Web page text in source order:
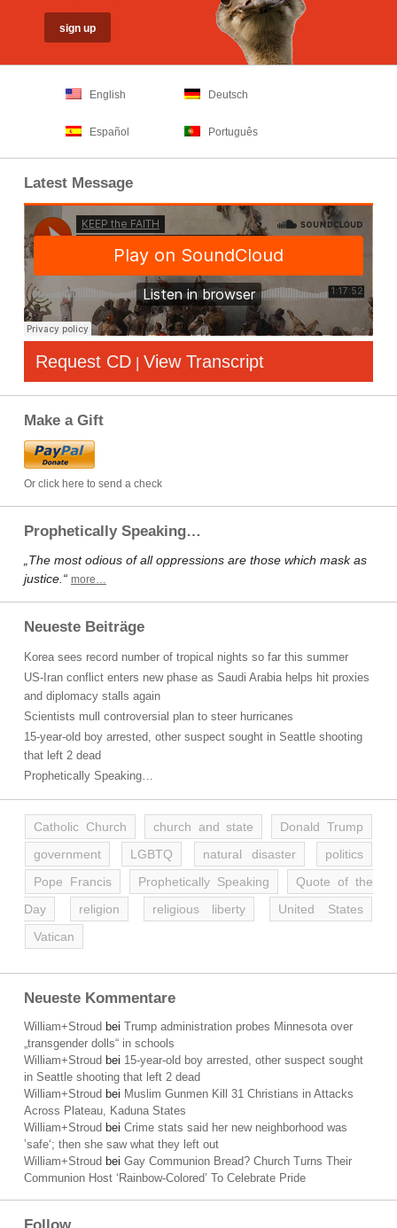
English Deutsch
Español Português
Latest Message
Request CD | View Transcript
Make a Gift
Or click here to send a check
Prophetically Speaking…
„The most odious of all oppressions are those which mask as
justice.“ more…
Neueste Beiträge
Korea sees record number of tropical nights so far this summer
US-Iran conflict enters new phase as Saudi Arabia helps hit proxies
and diplomacy stalls again
Scientists mull controversial plan to steer hurricanes
15-year-old boy arrested, other suspect sought in Seattle shooting
that left 2 dead
Prophetically Speaking…
Catholic Church church and state
Donald Trump
government
LGBTQ natural disaster
politics
Pope Francis
Prophetically Speaking
Quote of the
Day
religion religious liberty
United States
Vatican
Neueste Kommentare
William+Stroud bei Trump administration probes Minnesota over
„transgender dolls“ in schools
William+Stroud bei 15-year-old boy arrested, other suspect sought
in Seattle shooting that left 2 dead
William+Stroud bei Muslim Gunmen Kill 31 Christians in Attacks
Across Plateau, Kaduna States
William+Stroud bei Crime stats said her new neighborhood was
’safe‘; then she saw what they left out
William+Stroud bei Gay Communion Bread? Church Turns Their
Communion Host ‘Rainbow-Colored’ To Celebrate Pride